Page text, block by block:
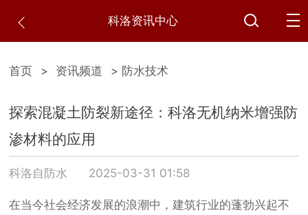
科洛资讯中心
首页 > 资讯频道 > 防水技术
探索混凝土防裂新途径：科洛无机纳米增强防
渗材料的应用
科洛自防水 2025-03-31 01:58
在当今社会经济发展的浪潮中，建筑行业的蓬勃兴起不